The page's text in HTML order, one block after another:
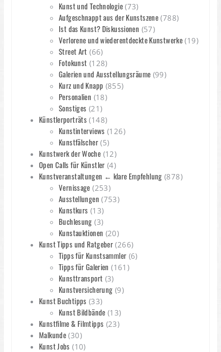
Kunst und Technologie(73)
Aufgeschnappt aus der Kunstszene (788)
Ist das Kunst? Diskussionen (57)
Verlorene und wiederentdeckte Kunstwerke (19)
Street Art (66)
Fotokunst (128)
Galerien und Ausstellungsräume (99)
Kurz und Knapp (855)
Personalien (18)
Sonstiges (21)
Künstlerporträts (148)
Kunstinterviews (126)
Kunstfälscher(5)
Kunstwerk der Woche (12)
Open Calls für Künstler (4)
Kunstveranstaltungen ← klare Empfehlung (878)
Vernissage (253)
Ausstellungen (753)
Kunstkurs (13)
Buchlesung (3)
Kunstauktionen (20)
Kunst Tipps und Ratgeber (266)
Tipps für Kunstsammler (6)
Tipps für Galerien (161)
Kunsttransport (3)
Kunstversicherung (9)
Kunst Buchtipps (33)
Kunst Bildbände (13)
Kunstfilme & Filmtipps (23)
Malkunde (30)
Kunst Jobs (10)